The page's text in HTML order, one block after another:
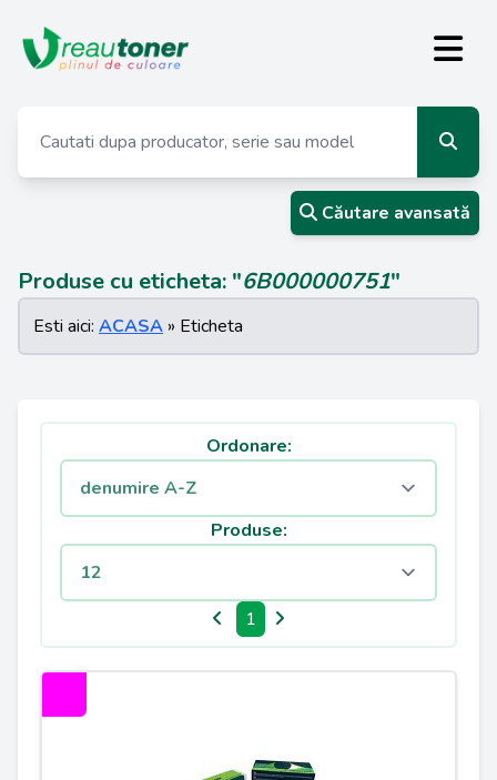
Căutare avansată
Produse cu eticheta: "6B000000751"
Esti aici: ACASA » Eticheta
Ordonare:
Produse:
1